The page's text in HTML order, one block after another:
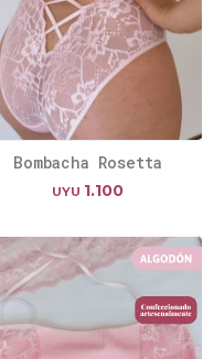
Bombacha Rosetta
UYU 1.100